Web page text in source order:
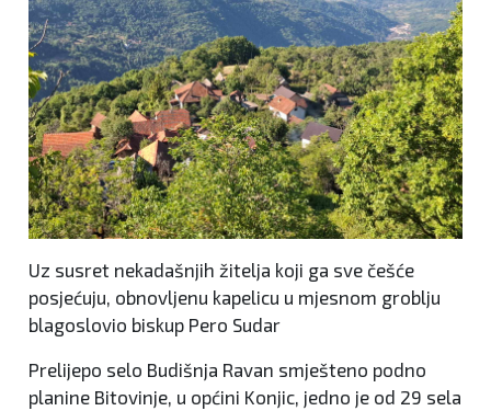
Uz susret nekadašnjih žitelja koji ga sve češće
posjećuju, obnovljenu kapelicu u mjesnom groblju
blagoslovio biskup Pero Sudar
Prelijepo selo Budišnja Ravan smješteno podno
planine Bitovinje, u općini Konjic, jedno je od 29 sela